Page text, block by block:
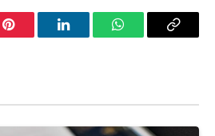
Pinterest LinkedInWhatsAppCopy